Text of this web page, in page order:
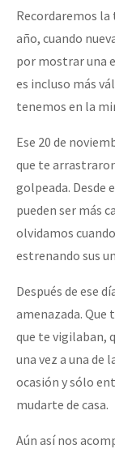
Recordaremos la
año, cuando
por mostrar una
es incluso más
tenemos en la
Ese 20 de
que te
golpeada. Desde
pueden ser más
olvidamos
estrenando sus
Después de ese
amenazada.
que te vigilaban,
una vez a una de
ocasión y sólo
mudarte de casa.
Aún así nos